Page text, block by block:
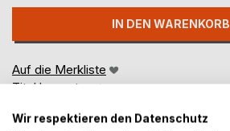
IN DEN WARENKORB
Auf die Merkliste
Titel bewerten
Wir respektieren den Datenschutz